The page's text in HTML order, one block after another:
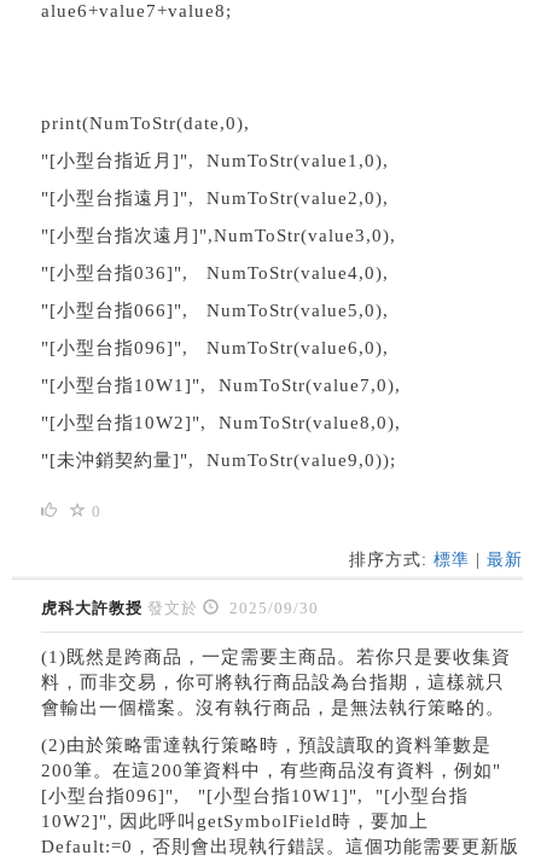
alue6+value7+value8;
print(NumToStr(date,0),
"[小型台指近月]", NumToStr(value1,0),
"[小型台指遠月]", NumToStr(value2,0),
"[小型台指次遠月]",NumToStr(value3,0),
"[小型台指036]", NumToStr(value4,0),
"[小型台指066]", NumToStr(value5,0),
"[小型台指096]", NumToStr(value6,0),
"[小型台指10W1]", NumToStr(value7,0),
"[小型台指10W2]", NumToStr(value8,0),
"[未沖銷契約量]", NumToStr(value9,0));
0
排序方式: 標準 最新
虎科大許教授 發文於 2025/09/30
(1)既然是跨商品，一定需要主商品。若你只是要收集資
料，而非交易，你可將執行商品設為台指期，這樣就只
會輸出一個檔案。沒有執行商品，是無法執行策略的。
(2)由於策略雷達執行策略時，預設讀取的資料筆數是
200筆。在這200筆資料中，有些商品沒有資料，例如"
[小型台指096]", "[小型台指10W1]", "[小型台指
10W2]", 因此呼叫getSymbolField時，要加上
Default:=0，否則會出現執行錯誤。這個功能需要更新版